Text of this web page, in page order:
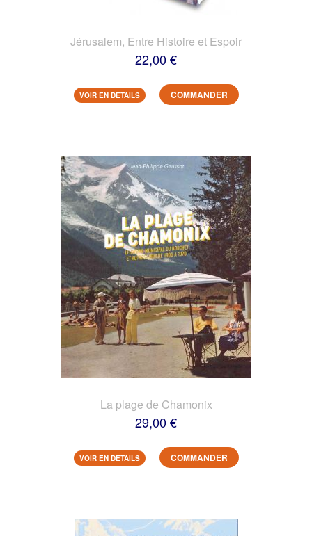
Jérusalem, Entre Histoire et Espoir
22,00 €
VOIR EN DETAILS COMMANDER
La plage de Chamonix
29,00 €
VOIR EN DETAILS COMMANDER